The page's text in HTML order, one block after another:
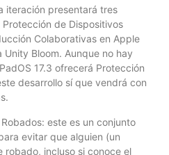
iteración presentará tres
de Dispositivos
Colaborativas en Apple
Unity Bloom. Aunque no hay
17.3 ofrecerá Protección
desarrollo sí que vendrá con
este es un conjunto
evitar que alguien (un
robado, incluso si conoce el